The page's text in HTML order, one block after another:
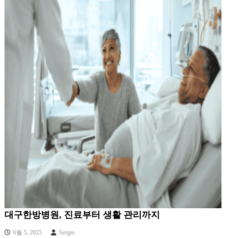
대구한방병원, 진료부터 생활 관리까지
6월 5, 2025 Sergio